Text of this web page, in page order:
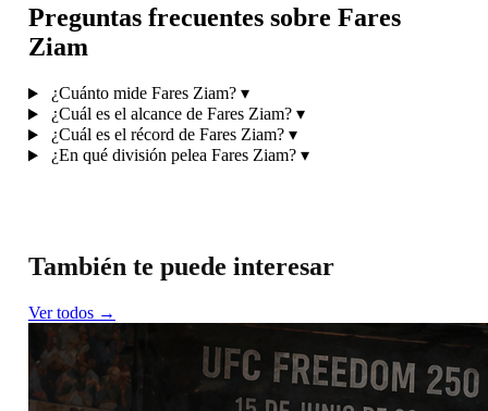
Preguntas frecuentes sobre Fares
Ziam
¿Cuánto mide Fares Ziam? ▾
¿Cuál es el alcance de Fares Ziam? ▾
¿Cuál es el récord de Fares Ziam? ▾
¿En qué división pelea Fares Ziam? ▾
También te puede interesar
Ver todos →